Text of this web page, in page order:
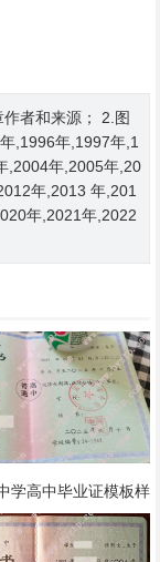
者和来源； 2.图
,1996年,1997年,1
,2004年,2005年,20
年,2013 年,201
年,2021年,2022
学高中毕业证模板样
本